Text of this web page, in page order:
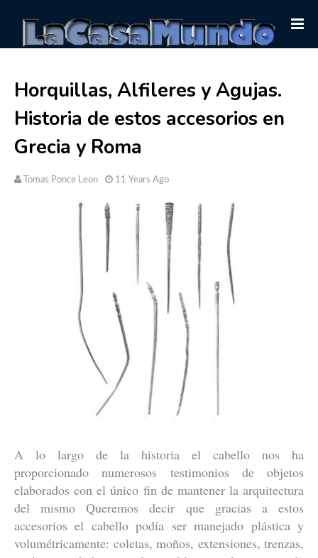
Horquillas, Alfileres y Agujas.
Historia de estos accesorios en
Grecia y Roma
Tomas Ponce Leon 11 Years Ago
A lo largo de la historia el cabello nos ha
proporcionado numerosos testimonios de objetos
elaborados con el único fin de mantener la arquitectura
del mismo Queremos decir que gracias a estos
accesorios el cabello podía ser manejado plástica y
volumétricamente: coletas, moños, extensiones, trenzas,